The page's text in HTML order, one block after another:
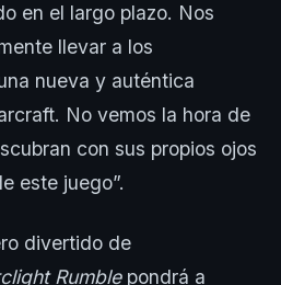
en el largo plazo. Nos
llevar a los
nueva y auténtica
No vemos la hora de
con sus propios ojos
este juego”.
divertido de
Rumble pondrá a